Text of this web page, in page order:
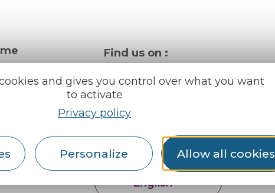
and gives you control over what you want
to activate
Privacy policy
Personalize Allow all cookies
Find us on :
Partners
English
Français